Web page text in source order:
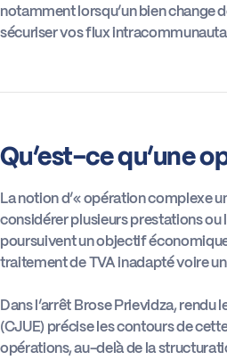
notamment lorsqu’un bien change
sécuriser vos flux
Qu’est-ce qu’une
La notion d’« opération complexe
considérer plusieurs prestations
poursuivent un objectif
traitement de TVA inadapté voire
Dans l’arrêt Brose Prievidza,
(CJUE) précise les contours de
opérations, au-delà de la